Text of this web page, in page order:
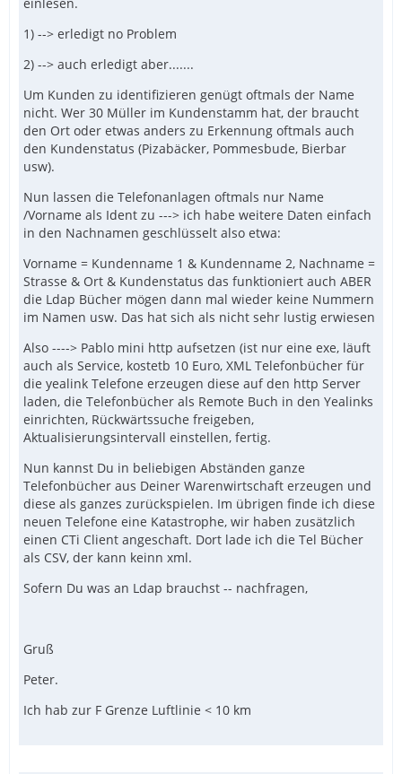
1) --> erledigt no Problem
2) --> auch erledigt aber.......
Um Kunden zu identifizieren genügt oftmals der Name
nicht. Wer 30 Müller im Kundenstamm hat, der braucht
den Ort oder etwas anders zu Erkennung oftmals auch
den Kundenstatus (Pizabäcker, Pommesbude, Bierbar
usw).
Nun lassen die Telefonanlagen oftmals nur Name
/Vorname als Ident zu ---> ich habe weitere Daten einfach
in den Nachnamen geschlüsselt also etwa:
Vorname = Kundenname 1 & Kundenname 2, Nachname =
Strasse & Ort & Kundenstatus das funktioniert auch ABER
die Ldap Bücher mögen dann mal wieder keine Nummern
im Namen usw. Das hat sich als nicht sehr lustig erwiesen
Also ----> Pablo mini http aufsetzen (ist nur eine exe, läuft
auch als Service, kostetb 10 Euro, XML Telefonbücher für
die yealink Telefone erzeugen diese auf den http Server
laden, die Telefonbücher als Remote Buch in den Yealinks
einrichten, Rückwärtssuche freigeben,
Aktualisierungsintervall einstellen, fertig.
Nun kannst Du in beliebigen Abständen ganze
Telefonbücher aus Deiner Warenwirtschaft erzeugen und
diese als ganzes zurückspielen. Im übrigen finde ich diese
neuen Telefone eine Katastrophe, wir haben zusätzlich
einen CTi Client angeschaft. Dort lade ich die Tel Bücher
als CSV, der kann keinn xml.
Sofern Du was an Ldap brauchst -- nachfragen,
Gruß
Peter.
Ich hab zur F Grenze Luftlinie < 10 km